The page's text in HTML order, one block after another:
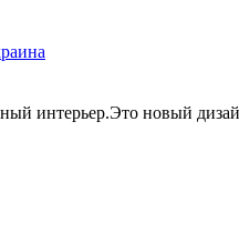
интерьер.Это новый